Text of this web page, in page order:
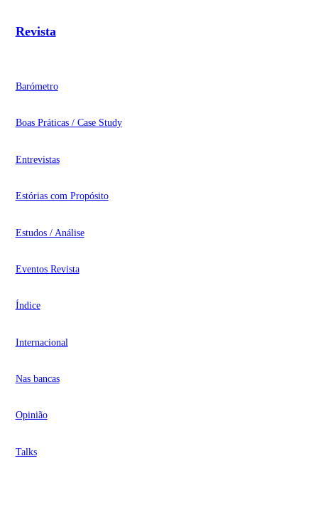
Revista
Barómetro
Boas Práticas / Case Study
Entrevistas
Estórias com Propósito
Estudos / Análise
Eventos Revista
Índice
Internacional
Nas bancas
Opinião
Talks